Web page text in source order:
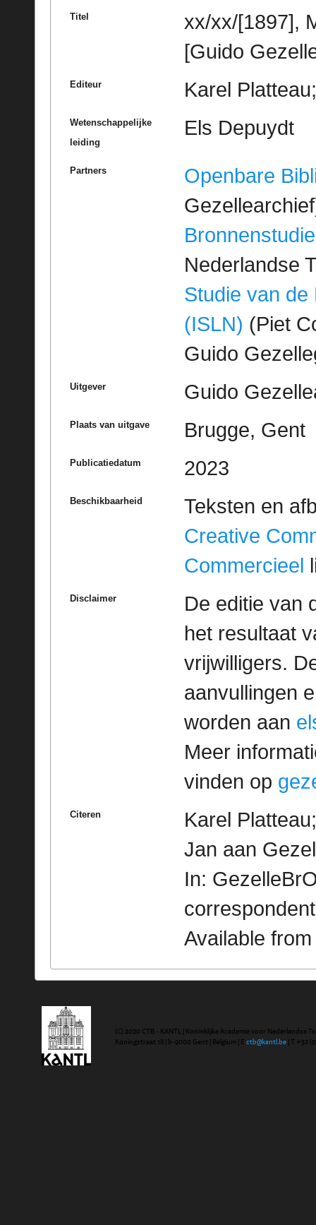
Titel
xx/xx/[1897],
[Guido
Editeur Karel
Wetenschappelijke
leiding
Els Depuydt
Partners
Openbare
Bronnenstudie
Nederlandse
Studie van de
(ISLN) (Piet
Guido
Uitgever Guido
Plaats van uitgave Brugge, Gent
Publicatiedatum 2023
Beschikbaarheid
Teksten en
Creative
Commercieel
Disclaimer
De editie van
het resultaat
vrijwilligers.
aanvullingen
worden aan
Meer
vinden op
Citeren
Karel
Jan aan
In:
Available
(C) 2020 CTB - KANTL | Koninklijke Academie voor Nederlandse
Koningstraat 18 | b-9000 Gent | Belgium | E ctb@kantl.be | T +32